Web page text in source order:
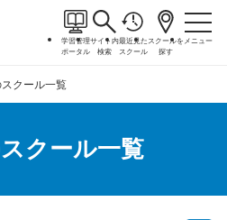
学習管理
ポータル
サイト内
検索
最近見た
スクール
スクールを
探す
メニュー
クール一覧
クール一覧